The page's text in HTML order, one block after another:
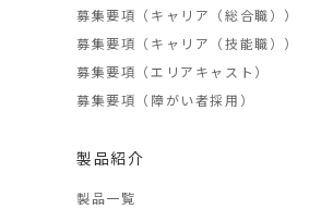
募集要項（キャリア（総合職））
募集要項（キャリア（技能職））
募集要項（エリアキャスト）
募集要項（障がい者採用）
製品紹介
製品一覧